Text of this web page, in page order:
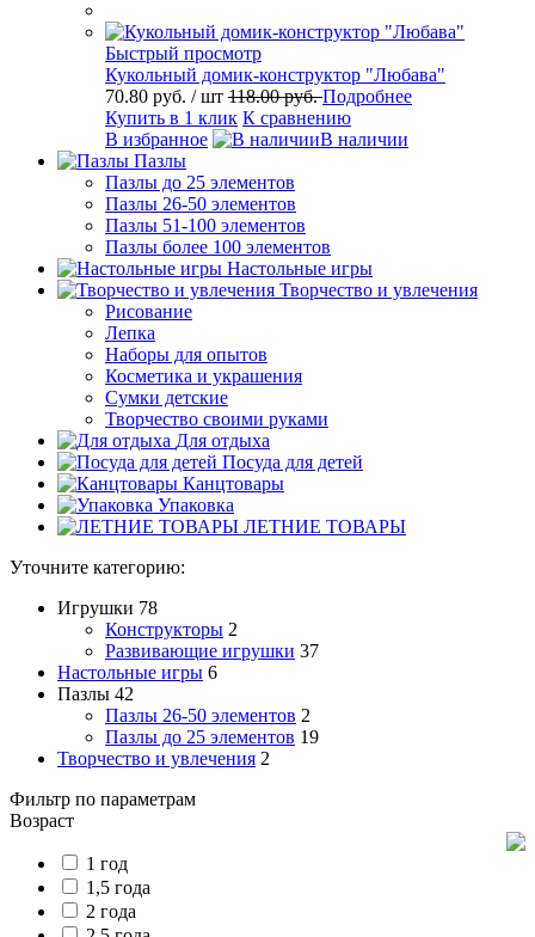
Быстрый просмотр
Кукольный домик-конструктор "Любава"
70.80 руб. / шт 118.00 руб.Подробнее
Купить в 1 клик К сравнению
В избранное
В наличии
Пазлы
Пазлы до 25 элементов
Пазлы 26-50 элементов
Пазлы 51-100 элементов
Пазлы более 100 элементов
Настольные игры
Творчество и увлечения
Рисование
Лепка
Наборы для опытов
Косметика и украшения
Сумки детские
Творчество своими руками
Для отдыха
Посуда для детей
Канцтовары
Упаковка
ЛЕТНИЕ ТОВАРЫ
Уточните категорию:
Игрушки 78
Конструкторы 2
Развивающие игрушки 37
Настольные игры 6
Пазлы 42
Пазлы 26-50 элементов 2
Пазлы до 25 элементов 19
Творчество и увлечения 2
Фильтр по параметрам
Возраст
1 год
1,5 года
2 года